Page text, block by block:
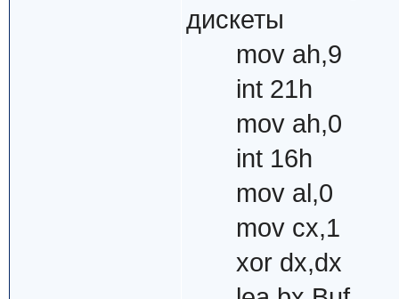
дискеты
mov ah,9
int 21h
mov ah,0
int 16h ;
mov al,0 ;
mov cx,1 ;
xor dx,dx ;